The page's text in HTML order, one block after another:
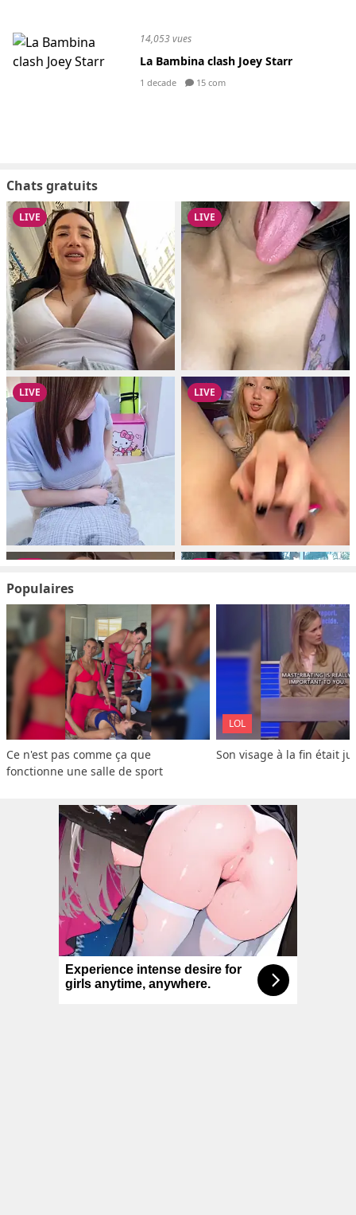
14,053 vues
La Bambina clash Joey Starr
1 decade 15 com
Chats gratuits
Populaires
Ce n'est pas comme ça que
fonctionne une salle de sport
LOL
Son visage à la fin était